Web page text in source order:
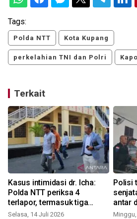
Tags:
Polda NTT Kota Kupang
perkelahian TNI dan Polri
Terkait
Kasus intimidasi dr. Icha:
Polda NTT periksa 4
terlapor, termasuk tiga
anggota DPRD
Selasa, 14 Juli 2026
Polisi
antar